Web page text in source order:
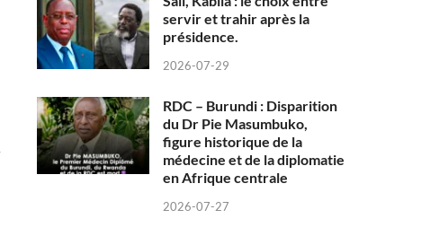
servir et trahir après la
présidence.
2026-07-29
RDC – Burundi : Disparition
du Dr Pie Masumbuko,
figure historique de la
médecine et de la diplomatie
en Afrique centrale
2026-07-27